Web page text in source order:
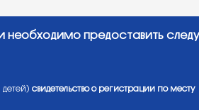
необходимо предоставить
свидетельство о регистрации по месту